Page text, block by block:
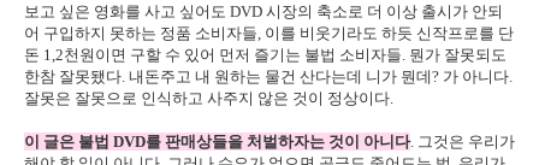
보고 싶은 영화를 사고 싶어도 DVD 시장의 축소로 더 이상 출시가 안되
어 구입하지 못하는 정품 소비자들, 이를 비웃기라도 하듯 신작프로를 단
돈 1,2천원이면 구할 수 있어 먼저 즐기는 불법 소비자들. 뭔가 잘못되도
한참 잘못됐다. 내돈주고 내 원하는 물건 산다는데 니가 뭔데? 가 아니다.
잘못은 잘못으로 인식하고 사주지 않은 것이 정상이다.
이 글은 불법 DVD를 판매상들을 처벌하자는 것이 아니다. 그것은 우리가